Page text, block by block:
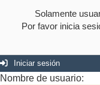
Solamente
Por favor inicia
Iniciar sesión
Nombre de usuario: